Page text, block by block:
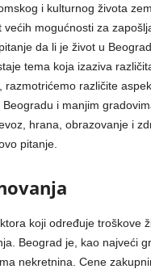
i kulturnog života
mogućnosti za
da li je život u
tema koja izaziva
razmotrićemo različite
i manjim
hrana, obrazovanje i
pitanje.
koji određuje troškove
Beograd je, kao najveći
nekretnina. Cene